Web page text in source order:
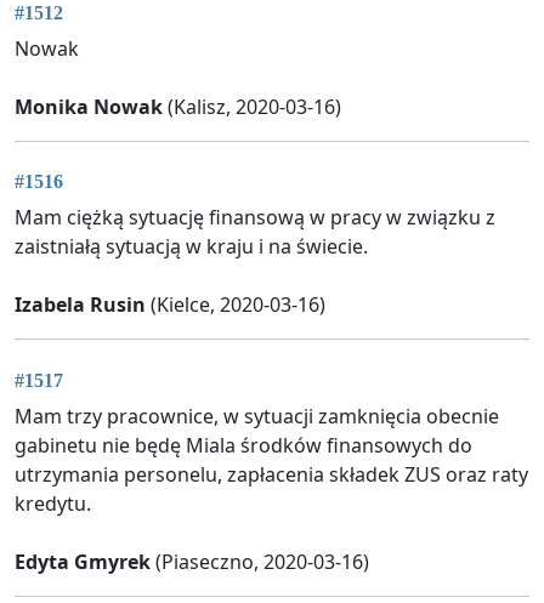
#1512
Nowak
Monika Nowak(Kalisz, 2020-03-16)
#1516
Mam ciężką sytuację finansową w pracy w związku z
zaistniałą sytuacją w kraju i na świecie.
Izabela Rusin (Kielce, 2020-03-16)
#1517
Mam trzy pracownice, w sytuacji zamknięcia obecnie
gabinetu nie będę Miala środków finansowych do
utrzymania personelu, zapłacenia składek ZUS oraz raty
kredytu.
Edyta Gmyrek(Piaseczno, 2020-03-16)